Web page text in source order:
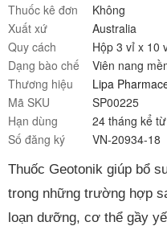
Thuốc kê đơn
Không
Xuất xứ
Australia
Quy cách
Hộp 3 vỉ x 10
Dạng bào chế
Viên nang
Thương hiệu
Lipa
Mã SKU
SP00225
Hạn dùng
24 tháng kể
Số đăng ký
VN-20934-18
Thuốc Geotonik giúp bổ
trong những trường hợp
loạn dưỡng, cơ thể gầy